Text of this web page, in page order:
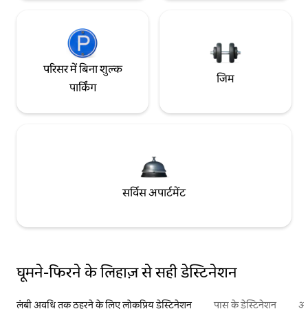
परिसर में बिना शुल्क
पार्किंग
जिम
सर्विस अपार्टमेंट
घूमने-फिरने के लिहाज़ से सही डेस्टिनेशन
लंबी अवधि तक ठहरने के लिए लोकप्रिय डेस्टिनेशन पास के डेस्टिनेशन